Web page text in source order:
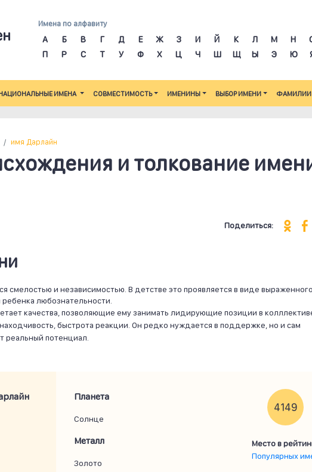
Имена по алфавиту
А Б В Г Д Е Ж З И Й К Л М Н
П
Р С Т У Ф Х Ц Ч Ш Щ Ы Э Ю
ИМЕНА СОВМЕСТИМОСТЬ ИМЕНИНЫ ВЫБОР ИМЕНИ ФАМИЛИИ
имя Дарлайн
и толкование
Поделиться:
смелостью и независимостью. В детстве это проявляется в виде выраженного
любознательности.
качества, позволяющие ему занимать лидирующие позиции в
быстрота реакции. Он редко нуждается в поддержке, но и сам
реальный потенциал.
Планета
Солнце
Металл
Золото
4149
Место в
Популярных